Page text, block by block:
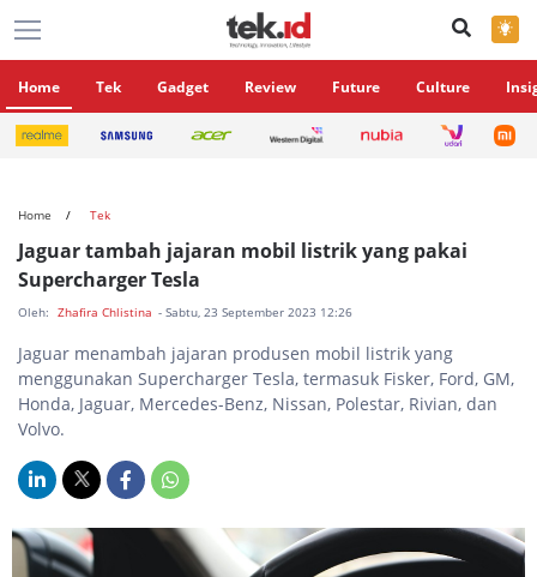
×
Home Tek Gadget Review Future Culture
Home Tek
Jaguar tambah jajaran mobil listrik yang pakai
Supercharger Tesla
Oleh: Zhafira Chlistina - Sabtu, 23 September 2023 12:26
Jaguar menambah jajaran produsen mobil listrik yang
menggunakan Supercharger Tesla, termasuk Fisker, Ford, GM,
Honda, Jaguar, Mercedes-Benz, Nissan, Polestar, Rivian, dan
Volvo.